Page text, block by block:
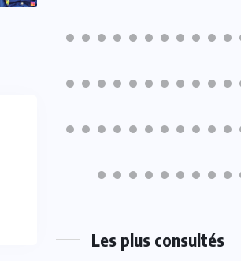
Les plus consultés